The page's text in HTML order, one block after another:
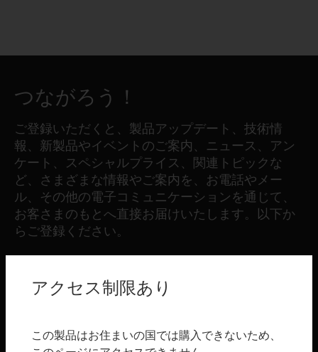
つながろう！
ご登録いただくと、製品アップデート、技術情
報、新製品やイベントのご案内、ニュース、アン
ケート、スペシャルプライス、関連トピックな
ど、さまざまな情報やご案内を、お電話やメー
ル、その他の電子コミュニケーションを通じて、
お客さまのもとへ直接お届けいたします。以下か
らご登録ください。
toggle view
アクセス制限あり
この製品はお住まいの国では購入できないため、